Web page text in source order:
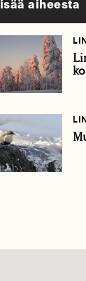
aiheesta